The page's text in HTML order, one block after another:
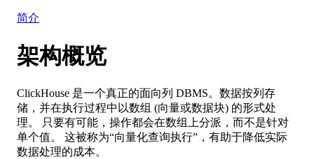
简介
架构概览
ClickHouse 是一个真正的面向列 DBMS。数据按列存
储，并在执行过程中以数组 (向量或数据块) 的形式处
理。 只要有可能，操作都会在数组上分派，而不是针对
单个值。 这被称为“向量化查询执行”，有助于降低实际
数据处理的成本。